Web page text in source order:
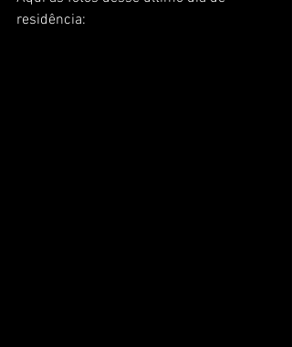
residência: